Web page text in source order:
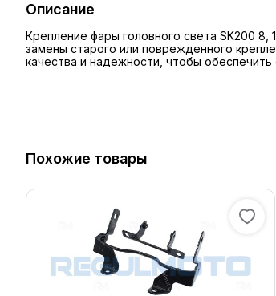
Описание
Крепление фары головного света SK200
замены старого или поврежденного
качества и надежности, чтобы
Похожие товары